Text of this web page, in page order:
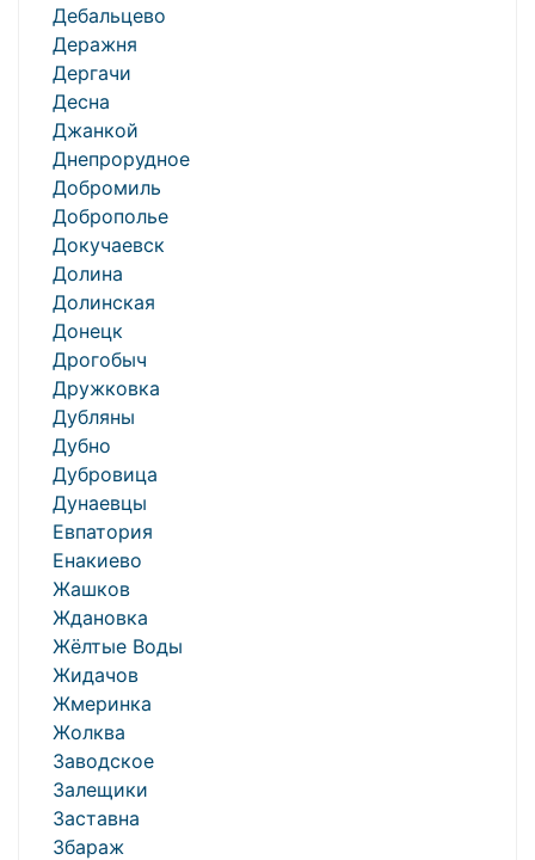
Дебальцево
Деражня
Дергачи
Десна
Джанкой
Днепрорудное
Добромиль
Доброполье
Докучаевск
Долина
Долинская
Донецк
Дрогобыч
Дружковка
Дубляны
Дубно
Дубровица
Дунаевцы
Евпатория
Енакиево
Жашков
Ждановка
Жёлтые Воды
Жидачов
Жмеринка
Жолква
Заводское
Залещики
Заставна
Збараж